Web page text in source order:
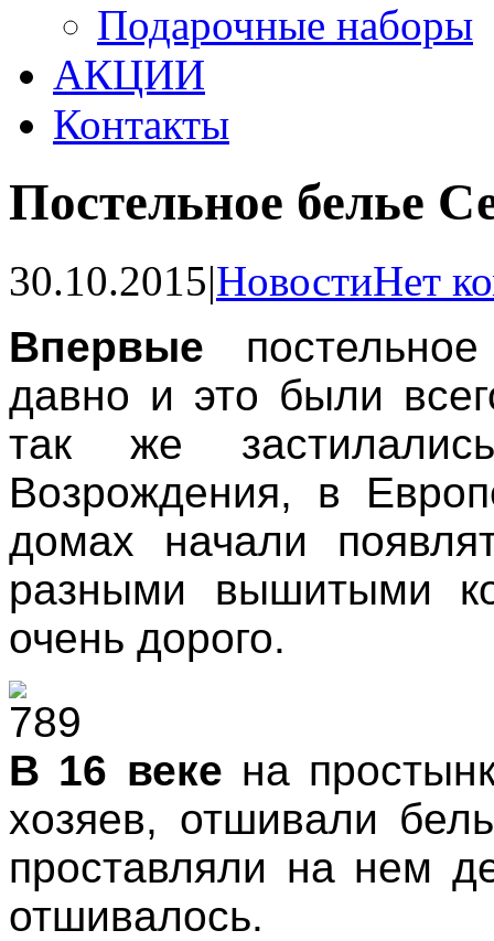
Подарочные наборы
АКЦИИ
Контакты
Постельное белье
30.10.2015|НовостиНет
Впервые
давно и это были
так же
Возрождения, в
домах начали
разными вышитыми
очень дорого.
В 16 веке на
хозяев, отшивали
проставляли на нем
отшивалось.